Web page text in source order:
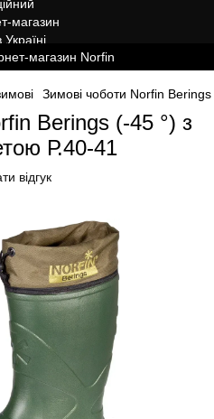
магазин Norfin
Зимові чоботи Norfin
Berings (-45 °) з
Р.40-41
відгук